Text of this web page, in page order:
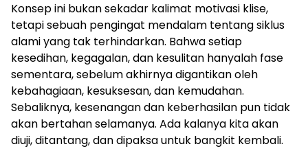
Konsep ini bukan sekadar kalimat motivasi klise,
tetapi sebuah pengingat mendalam tentang siklus
alami yang tak terhindarkan. Bahwa setiap
kesedihan, kegagalan, dan kesulitan hanyalah fase
sementara, sebelum akhirnya digantikan oleh
kebahagiaan, kesuksesan, dan kemudahan.
Sebaliknya, kesenangan dan keberhasilan pun tidak
akan bertahan selamanya. Ada kalanya kita akan
diuji, ditantang, dan dipaksa untuk bangkit kembali.